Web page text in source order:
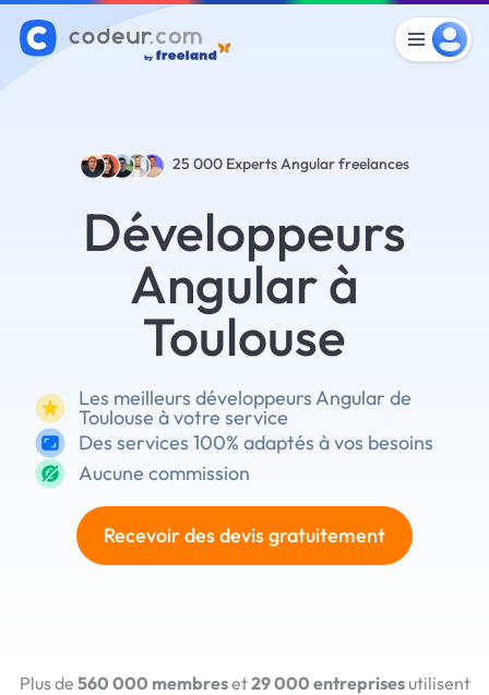
25 000 Experts Angular freelances
Développeurs
Angular à
Toulouse
Les meilleurs développeurs Angular de
Toulouse à votre service
Des services 100% adaptés à vos besoins
Aucune commission
Recevoir des devis gratuitement
Plus de 560 000 membreset29 000 entreprisesutilisent